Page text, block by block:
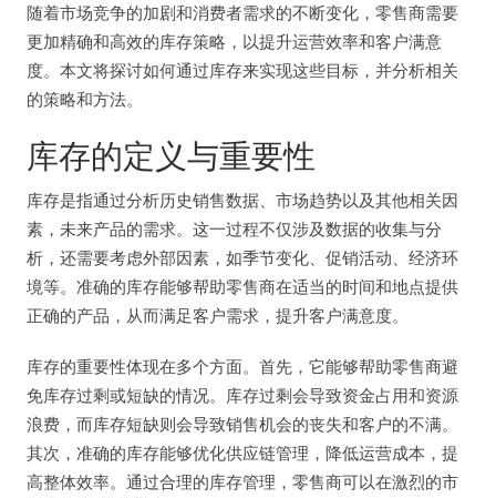
随着市场竞争的加剧和消费者需求的不断变化，零售商需要
更加精确和高效的库存策略，以提升运营效率和客户满意
度。本文将探讨如何通过库存来实现这些目标，并分析相关
的策略和方法。
库存的定义与重要性
库存是指通过分析历史销售数据、市场趋势以及其他相关因
素，未来产品的需求。这一过程不仅涉及数据的收集与分
析，还需要考虑外部因素，如季节变化、促销活动、经济环
境等。准确的库存能够帮助零售商在适当的时间和地点提供
正确的产品，从而满足客户需求，提升客户满意度。
库存的重要性体现在多个方面。首先，它能够帮助零售商避
免库存过剩或短缺的情况。库存过剩会导致资金占用和资源
浪费，而库存短缺则会导致销售机会的丧失和客户的不满。
其次，准确的库存能够优化供应链管理，降低运营成本，提
高整体效率。通过合理的库存管理，零售商可以在激烈的市